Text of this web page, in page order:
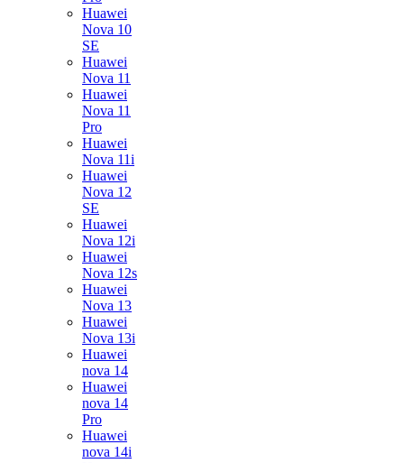
Huawei
Nova 10
SE
Huawei
Nova 11
Huawei
Nova 11
Pro
Huawei
Nova 11i
Huawei
Nova 12
SE
Huawei
Nova 12i
Huawei
Nova 12s
Huawei
Nova 13
Huawei
Nova 13i
Huawei
nova 14
Huawei
nova 14
Pro
Huawei
nova 14i